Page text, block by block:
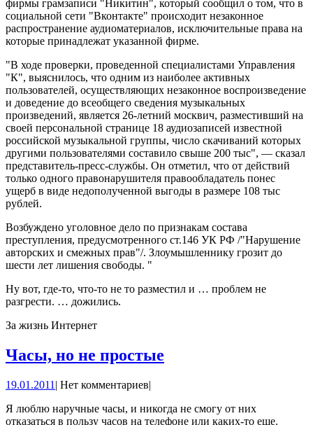
«Вконтакте»
фирмы грамзаписи "Никитин", который сообщил о том, что в
социальной сети "Вконтакте" происходит незаконное
распространение аудиоматериалов, исключительные права на
которые принадлежат указанной фирме.
"В ходе проверки, проведенной специалистами Управления
"К", выяснилось, что одним из наиболее активных
пользователей, осуществляющих незаконное воспроизведение
и доведение до всеобщего сведения музыкальных
произведений, является 26-летний москвич, разместивший на
своей персональной странице 18 аудиозаписей известной
российской музыкальной группы, число скачиваний которых
другими пользователями составило свыше 200 тыс", — сказал
представитель-пресс-службы. Он отметил, что от действий
только одного правонарушителя правообладатель понес
ущерб в виде недополученной выгоды в размере 108 тыс
рублей.
Возбуждено уголовное дело по признакам состава
преступления, предусмотренного ст.146 УК РФ /"Нарушение
авторских и смежных прав"/. Злоумышленнику грозит до
шести лет лишения свободы. "
Ну вот, где-то, что-то не то разместил и … проблем не
разгрести. … дожились.
За жизнь Интернет
Часы, но не простые
простые
19.01.2011 19.01.2011
| Нет комментариев|
Я люблю наручные часы, и никогда не смогу от них
отказаться в пользу часов на телефоне или каких-то еще.